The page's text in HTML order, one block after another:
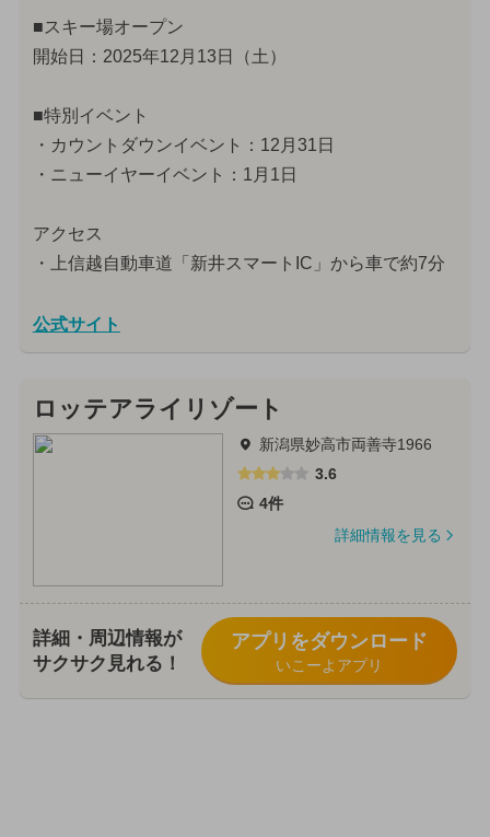
■スキー場オープン
開始日：2025年12月13日（土）
■特別イベント
・カウントダウンイベント：12月31日
・ニューイヤーイベント：1月1日
アクセス
・上信越自動車道「新井スマートIC」から車で約7分
公式サイト
ロッテアライリゾート
新潟県妙高市両善寺1966
3.6
4件
詳細情報を見る
詳細・周辺情報が
サクサク見れる！
アプリをダウンロード
いこーよアプリ